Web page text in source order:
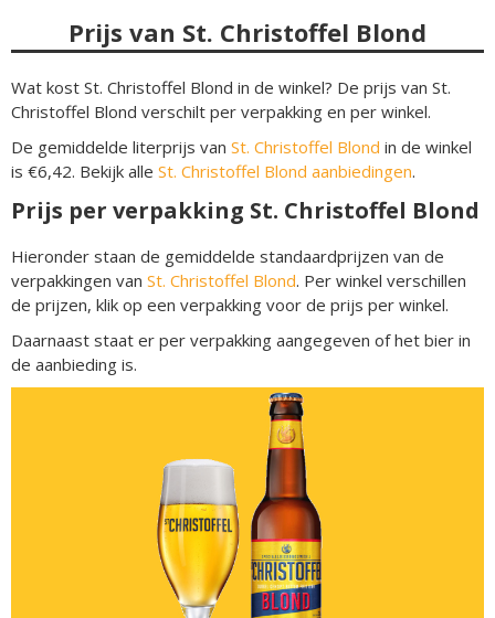
Prijs van St. Christoffel Blond
Wat kost St. Christoffel Blond in de winkel? De prijs van St.
Christoffel Blond verschilt per verpakking en per winkel.
De gemiddelde literprijs van St. Christoffel Blond in de winkel
is €6,42. Bekijk alle St. Christoffel Blond aanbiedingen.
Prijs per verpakking St. Christoffel Blond
Hieronder staan de gemiddelde standaardprijzen van de
verpakkingen van St. Christoffel Blond. Per winkel verschillen
de prijzen, klik op een verpakking voor de prijs per winkel.
Daarnaast staat er per verpakking aangegeven of het bier in
de aanbieding is.